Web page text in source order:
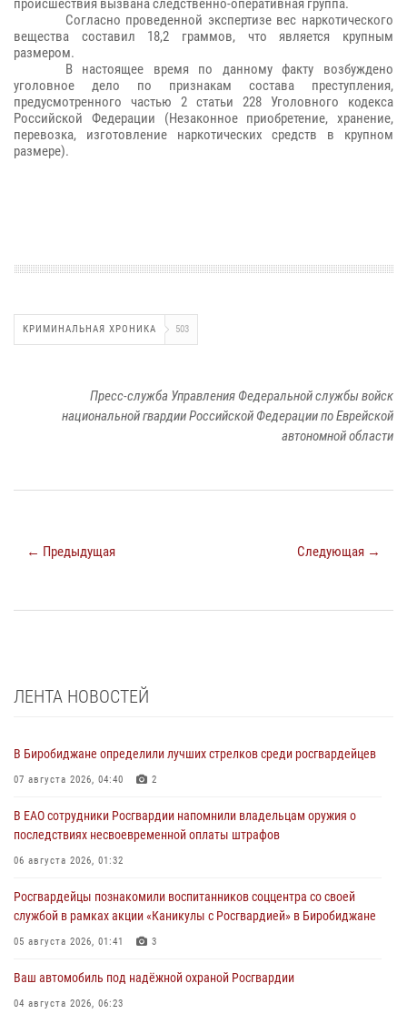
происшествия вызвана следственно-оперативная группа.
Согласно проведенной экспертизе вес наркотического
вещества составил 18,2 граммов, что является крупным
размером.
В настоящее время по данному факту возбуждено
уголовное дело по признакам состава преступления,
предусмотренного частью 2 статьи 228 Уголовного кодекса
Российской Федерации (Незаконное приобретение, хранение,
перевозка, изготовление наркотических средств в крупном
размере).
КРИМИНАЛЬНАЯ ХРОНИКА 503
Пресс-служба Управления Федеральной службы войск
национальной гвардии Российской Федерации по Еврейской
автономной области
← Предыдущая Следующая →
ЛЕНТА НОВОСТЕЙ
В Биробиджане определили лучших стрелков среди росгвардейцев
07 августа 2026, 04:40 2
В ЕАО сотрудники Росгвардии напомнили владельцам оружия о
последствиях несвоевременной оплаты штрафов
06 августа 2026, 01:32
Росгвардейцы познакомили воспитанников соццентра со своей
службой в рамках акции «Каникулы с Росгвардией» в Биробиджане
05 августа 2026, 01:41 3
Ваш автомобиль под надёжной охраной Росгвардии
04 августа 2026, 06:23